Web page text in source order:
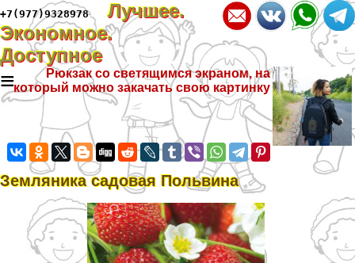
+7(977)9328978
Лучшее.
Экономное.
Доступное
≡
Рюкзак со светящимся экраном, на
который можно закачать свою картинку
Земляника садовая Польвина